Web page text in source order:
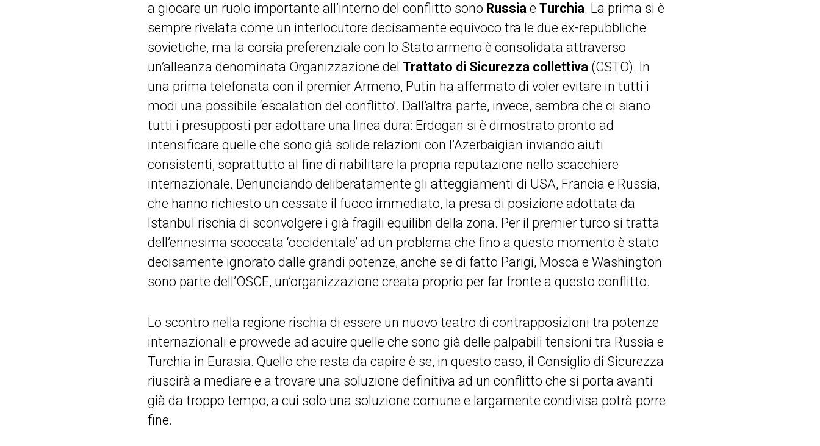
a giocare un ruolo importante all’interno del conflitto sono Russia e Turchia. La prima si è
sempre rivelata come un interlocutore decisamente equivoco tra le due ex-repubbliche
sovietiche, ma la corsia preferenziale con lo Stato armeno è consolidata attraverso
un’alleanza denominata Organizzazione del Trattato di Sicurezza collettiva (CSTO). In
una prima telefonata con il premier Armeno, Putin ha affermato di voler evitare in tutti i
modi una possibile ‘escalation del conflitto’. Dall’altra parte, invece, sembra che ci siano
tutti i presupposti per adottare una linea dura: Erdogan si è dimostrato pronto ad
intensificare quelle che sono già solide relazioni con l’Azerbaigian inviando aiuti
consistenti, soprattutto al fine di riabilitare la propria reputazione nello scacchiere
internazionale. Denunciando deliberatamente gli atteggiamenti di USA, Francia e Russia,
che hanno richiesto un cessate il fuoco immediato, la presa di posizione adottata da
Istanbul rischia di sconvolgere i già fragili equilibri della zona. Per il premier turco si tratta
dell’ennesima scoccata ‘occidentale’ ad un problema che fino a questo momento è stato
decisamente ignorato dalle grandi potenze, anche se di fatto Parigi, Mosca e Washington
sono parte dell’OSCE, un’organizzazione creata proprio per far fronte a questo conflitto.
Lo scontro nella regione rischia di essere un nuovo teatro di contrapposizioni tra potenze
internazionali e provvede ad acuire quelle che sono già delle palpabili tensioni tra Russia e
Turchia in Eurasia. Quello che resta da capire è se, in questo caso, il Consiglio di Sicurezza
riuscirà a mediare e a trovare una soluzione definitiva ad un conflitto che si porta avanti
già da troppo tempo, a cui solo una soluzione comune e largamente condivisa potrà porre
fine.